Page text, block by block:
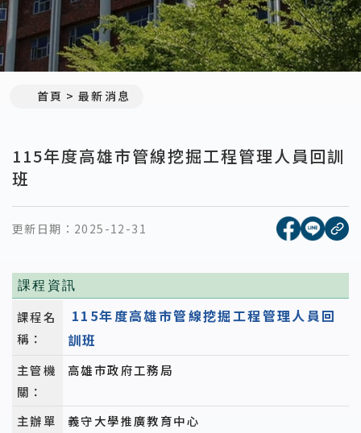
首頁 最新消息
115年度高雄市管線挖掘工程管理人員回訓
班
更新日期： 2025-12-31 [另開新
[另開
複
課程資訊
課程名
稱：
115年度高雄市管線挖掘工程管理人員回
訓班
主管機
關：
高雄市政府工務局
主辦單
義守大學推廣教育中心